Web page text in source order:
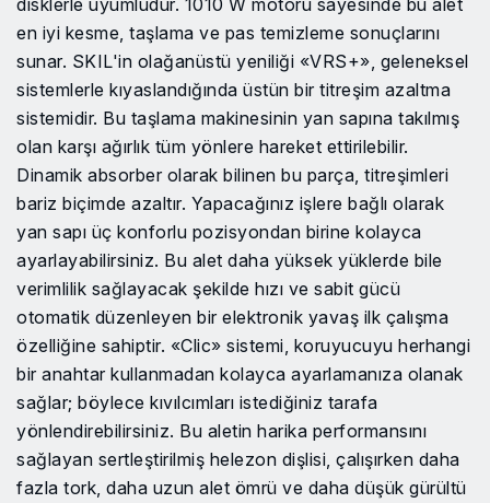
en iyi kesme, taşlama ve pas temizleme sonuçlarını
sunar. SKIL'in olağanüstü yeniliği «VRS+», geleneksel
sistemlerle kıyaslandığında üstün bir titreşim azaltma
sistemidir. Bu taşlama makinesinin yan sapına takılmış
olan karşı ağırlık tüm yönlere hareket ettirilebilir.
Dinamik absorber olarak bilinen bu parça, titreşimleri
bariz biçimde azaltır. Yapacağınız işlere bağlı olarak
yan sapı üç konforlu pozisyondan birine kolayca
ayarlayabilirsiniz. Bu alet daha yüksek yüklerde bile
verimlilik sağlayacak şekilde hızı ve sabit gücü
otomatik düzenleyen bir elektronik yavaş ilk çalışma
özelliğine sahiptir. «Clic» sistemi, koruyucuyu herhangi
bir anahtar kullanmadan kolayca ayarlamanıza olanak
sağlar; böylece kıvılcımları istediğiniz tarafa
yönlendirebilirsiniz. Bu aletin harika performansını
sağlayan sertleştirilmiş helezon dişlisi, çalışırken daha
fazla tork, daha uzun alet ömrü ve daha düşük gürültü